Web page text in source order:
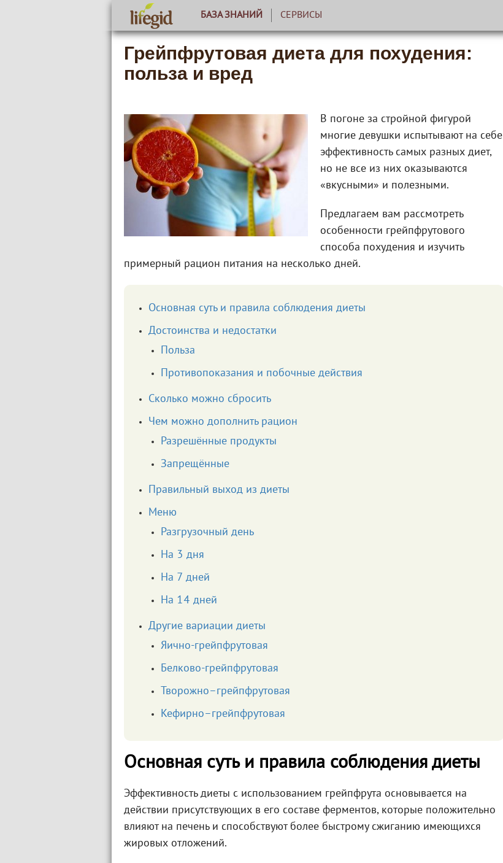
БАЗА ЗНАНИЙ СЕРВИСЫ
Грейпфрутовая диета для похудения:
польза и вред
В погоне за стройной фигурой
многие девушки испытывают на себе
эффективность самых разных диет,
но не все из них оказываются
«вкусными» и полезными.
Предлагаем вам рассмотреть
особенности грейпфрутового
способа похудения и изучить
примерный рацион питания на несколько дней.
Основная суть и правила соблюдения диеты
Достоинства и недостатки
Польза
Противопоказания и побочные действия
Сколько можно сбросить
Чем можно дополнить рацион
Разрешённые продукты
Запрещённые
Правильный выход из диеты
Меню
Разгрузочный день
На 3 дня
На 7 дней
На 14 дней
Другие вариации диеты
Яично-грейпфрутовая
Белково-грейпфрутовая
Творожно–грейпфрутовая
Кефирно–грейпфрутовая
Основная суть и правила соблюдения диеты
Эффективность диеты с использованием грейпфрута основывается на
действии присутствующих в его составе ферментов, которые положительно
влияют на печень и способствуют более быстрому сжиганию имеющихся
жировых отложений.